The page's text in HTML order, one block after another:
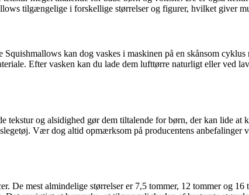
tilgængelige i forskellige størrelser og figurer, hvilket giver
kan dog vaskes i maskinen på en skånsom
Efter vasken kan du lade dem lufttørre naturligt eller ved
og alsidighed gør dem tiltalende for børn, der kan lide at
Vær dog altid opmærksom på producentens anbefalinger
mest almindelige størrelser er 7,5 tommer, 12 tommer og 16